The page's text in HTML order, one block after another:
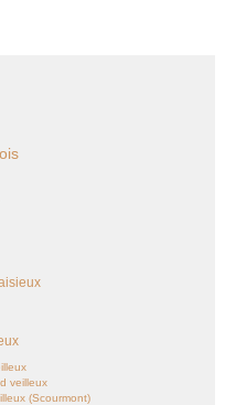
veilleux
(Scourmont)